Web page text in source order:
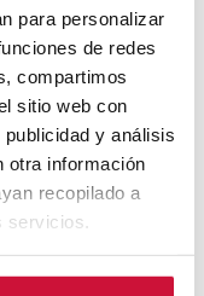
para personalizar
de redes
compartimos
sitio web con
y análisis
otra información
recopilado a
servicios.
a más de
congreso
de